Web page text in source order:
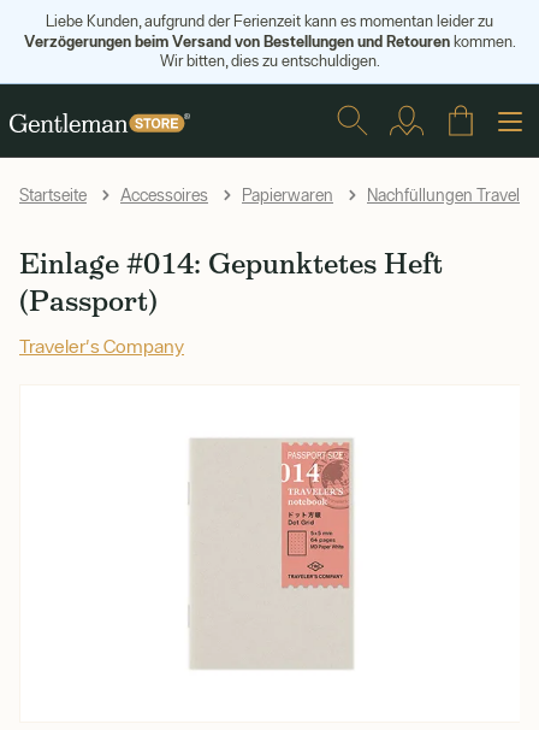
Liebe Kunden, aufgrund der Ferienzeit kann es momentan leider zu
Verzögerungen beim Versand von Bestellungen und Retourenkommen.
Wir bitten, dies zu entschuldigen.
Startseite Accessoires Papierwaren Nachfüllungen
Einlage #014: Gepunktetes Heft
(Passport)
Traveler's Company